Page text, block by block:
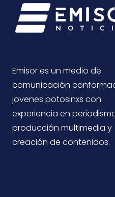
Emisor es un medio de
comunicación
jovenes potosinxs con
experiencia en
producción multimedia y
creación de contenidos.